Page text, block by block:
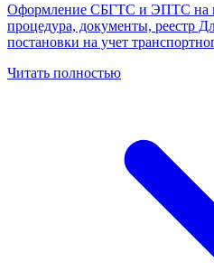
Оформление СБГТС и ЭПТС на
процедура, документы, реестр
постановки на учет
Читать полностью